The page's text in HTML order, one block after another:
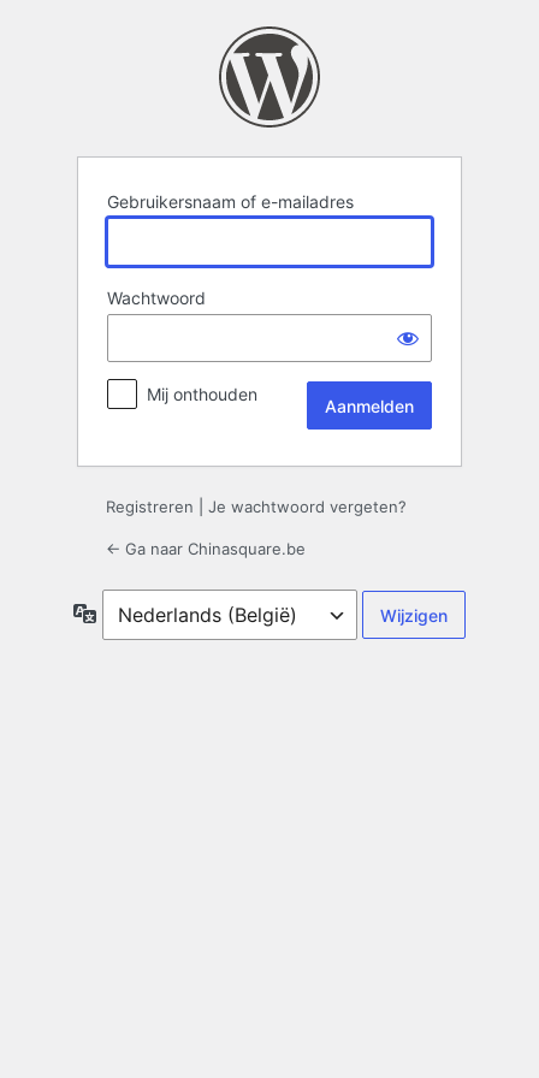
Gebruikersnaam of e-mailadres
Wachtwoord
Mij onthouden
Registreren Je wachtwoord vergeten?
← Ga naar Chinasquare.be
Taal